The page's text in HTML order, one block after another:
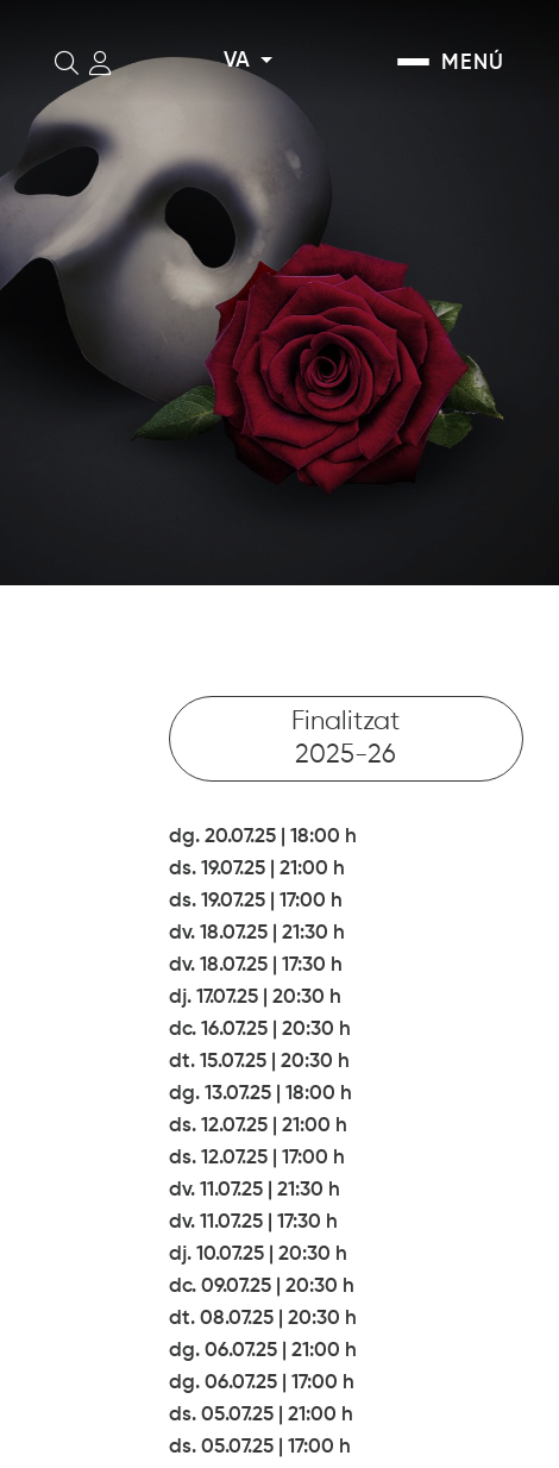
MENÚ
VA
Cerca
Finalitzat
2025-26
dg. 20.07.25| 18:00 h
ds. 19.07.25| 21:00 h
ds. 19.07.25| 17:00 h
dv. 18.07.25| 21:30 h
dv. 18.07.25| 17:30 h
dj. 17.07.25| 20:30 h
dc. 16.07.25| 20:30 h
dt. 15.07.25| 20:30 h
dg. 13.07.25| 18:00 h
ds. 12.07.25| 21:00 h
ds. 12.07.25| 17:00 h
dv. 11.07.25| 21:30 h
dv. 11.07.25| 17:30 h
dj. 10.07.25| 20:30 h
dc. 09.07.25| 20:30 h
dt. 08.07.25| 20:30 h
dg. 06.07.25| 21:00 h
dg. 06.07.25| 17:00 h
ds. 05.07.25| 21:00 h
ds. 05.07.25| 17:00 h